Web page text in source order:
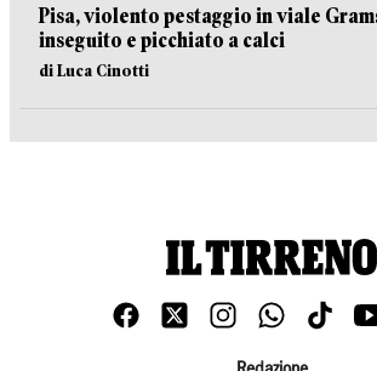
Pisa, violento pestaggio in viale
inseguito e picchiato a calci
di Luca Cinotti